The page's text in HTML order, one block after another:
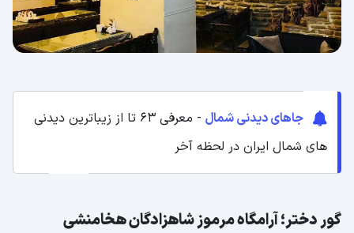
جاهای دیدنی شمال
- معرفی 63 تا از زیباترین دیدنی
های شمال ایران در لحظه آخر
گور دختر؛ آرامگاه مرموز شاهزادگان هخامنشی